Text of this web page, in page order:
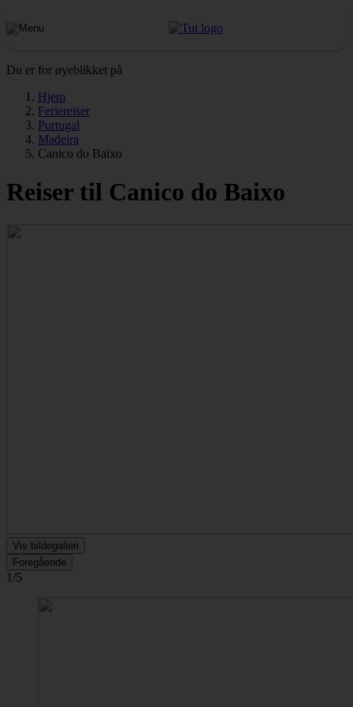
Du er for øyeblikket på
Hjem
Feriereiser
Portugal
Madeira
Canico do Baixo
Reiser til Canico do Baixo
Vis bildegalleri
Foregående
1/5